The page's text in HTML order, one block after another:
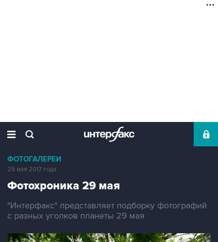
ФОТОГАЛЕРЕИ
29 мая 2017 года
Фотохроника 29 мая
"Интерфакс" представляет подборку фотографий
с разных уголков планеты 29 мая